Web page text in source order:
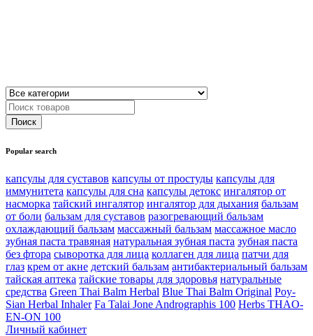
Popular search
капсулы для суставов капсулы от простуды капсулы для
иммунитета капсулы для сна капсулы детокс ингалятор от
насморка тайский ингалятор ингалятор для дыхания бальзам
от боли бальзам для суставов разогревающий бальзам
охлаждающий бальзам массажный бальзам массажное масло
зубная паста травяная натуральная зубная паста зубная паста
без фтора сыворотка для лица коллаген для лица патчи для
глаз крем от акне детский бальзам антибактериальный бальзам
тайская аптека тайские товары для здоровья натуральные
средства Green Thai Balm Herbal Blue Thai Balm Original Poy-
Sian Herbal Inhaler Fa Talai Jone Andrographis 100 Herbs THAO-
EN-ON 100
Личный кабинет